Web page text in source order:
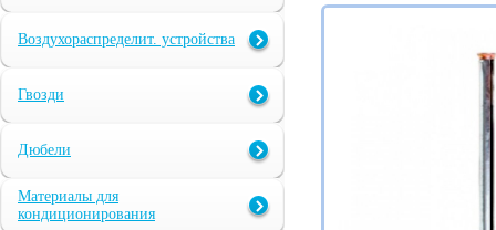
Воздухораспределит. устройства
Гвозди
Дюбели
Материалы для
кондиционирования